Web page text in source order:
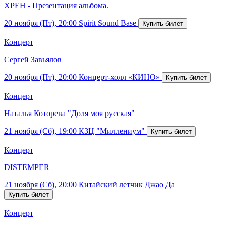
ХРЕН - Презентация альбома.
20 ноября (Пт), 20:00 Spirit Sound Base
Концерт
Сергей Завьялов
20 ноября (Пт), 20:00 Концерт-холл «КИНО»
Концерт
Наталья Которева "Доля моя русская"
21 ноября (Сб), 19:00 КЗЦ "Миллениум"
Концерт
DISTEMPER
21 ноября (Сб), 20:00 Китайский летчик Джао Да
Концерт